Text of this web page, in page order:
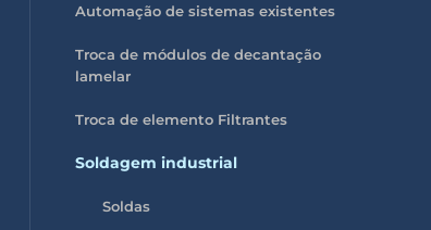
Automação de sistemas existentes
Troca de módulos de decantação
lamelar
Troca de elemento Filtrantes
Soldagem industrial
Soldas